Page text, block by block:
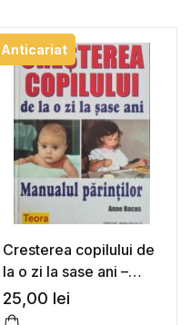
Anticariat
Cresterea copilului de
la o zi la sase ani –
Manualul parintilor –
Anne Bacus
25,00 lei